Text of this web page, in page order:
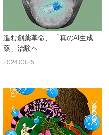
進む創薬革命、 「真のAI生成
薬」治験へ
2024.03.25